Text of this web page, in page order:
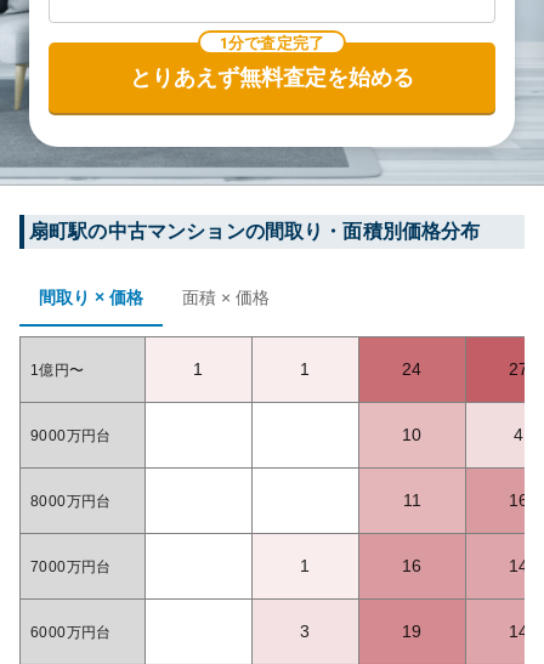
1分で査定完了
とりあえず無料査定を始める
扇町駅の中古マンションの間取り・面積別価格分布
間取り × 価格 面積 × 価格
1億円〜 1 1 24 27
9000万円台 10 4
8000万円台 11 16
7000万円台 1 16 14
6000万円台 3 19 14